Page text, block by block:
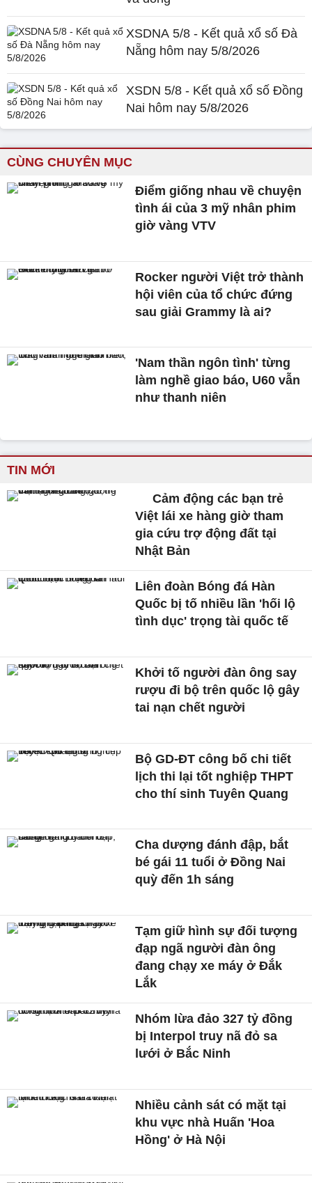
XSDNA 5/8 - Kết quả xổ số Đà
Nẵng hôm nay 5/8/2026
XSDN 5/8 - Kết quả xổ số Đồng
Nai hôm nay 5/8/2026
CÙNG CHUYÊN MỤC
Điểm giống nhau về chuyện
tình ái của 3 mỹ nhân phim
giờ vàng VTV
Rocker người Việt trở thành
hội viên của tổ chức đứng
sau giải Grammy là ai?
'Nam thần ngôn tình' từng
làm nghề giao báo, U60 vẫn
như thanh niên
TIN MỚI
Cảm động các bạn trẻ
Việt lái xe hàng giờ tham
gia cứu trợ động đất tại
Nhật Bản
Liên đoàn Bóng đá Hàn
Quốc bị tố nhiều lần 'hối lộ
tình dục' trọng tài quốc tế
Khởi tố người đàn ông say
rượu đi bộ trên quốc lộ gây
tai nạn chết người
Bộ GD-ĐT công bố chi tiết
lịch thi lại tốt nghiệp THPT
cho thí sinh Tuyên Quang
Cha dượng đánh đập, bắt
bé gái 11 tuổi ở Đồng Nai
quỳ đến 1h sáng
Tạm giữ hình sự đối tượng
đạp ngã người đàn ông
đang chạy xe máy ở Đắk
Lắk
Nhóm lừa đảo 327 tỷ đồng
bị Interpol truy nã đỏ sa
lưới ở Bắc Ninh
Nhiều cảnh sát có mặt tại
khu vực nhà Huấn 'Hoa
Hồng' ở Hà Nội